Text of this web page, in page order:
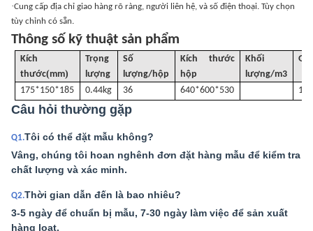
·Cung cấp địa chỉ giao hàng rõ ràng, người liên hệ, và số điện thoại. Tùy chọn
tùy chỉnh có sẵn.
Thông số kỹ thuật sản phẩm
Kích
thước(mm)
Trọng
lượng
Số
lượng/hộp
Kích thước
hộp
Khối
lượng/m3
G
175*150*185 0.44kg 36 640*600*530
Câu hỏi thường gặp
Q1.Tôi có thể đặt mẫu không?
Vâng, chúng tôi hoan nghênh đơn đặt hàng mẫu để kiểm tra
chất lượng và xác minh.
Q2.Thời gian dẫn đến là bao nhiêu?
3-5 ngày để chuẩn bị mẫu, 7-30 ngày làm việc để sản xuất
hàng loạt.